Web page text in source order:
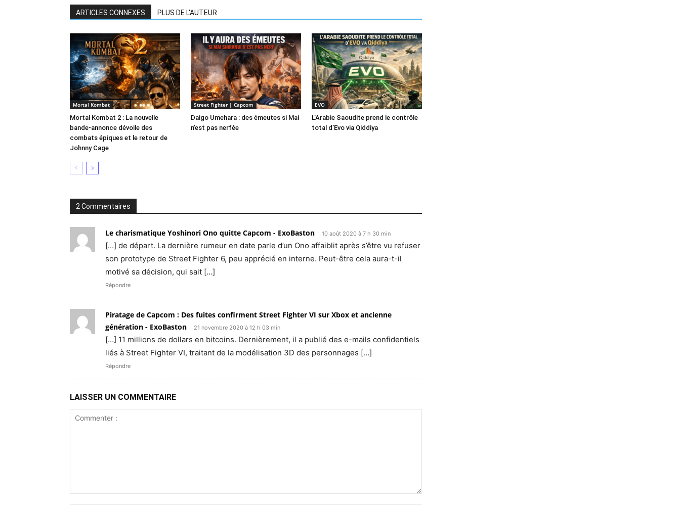
ARTICLES CONNEXES PLUS DE L'AUTEUR
Mortal Kombat
Mortal Kombat 2 : La nouvelle
bande-annonce dévoile des
combats épiques et le retour de
Johnny Cage
Street Fighter | Capcom
Daigo Umehara : des émeutes si Mai
n’est pas nerfée
EVO
L’Arabie Saoudite prend le contrôle
total d’Evo via Qiddiya
2 Commentaires
Le charismatique Yoshinori Ono quitte Capcom - ExoBaston 10 août 2020 à 7 h 30 min
[…] de départ. La dernière rumeur en date parle d’un Ono affaiblit après s’être vu refuser
son prototype de Street Fighter 6, peu apprécié en interne. Peut-être cela aura-t-il
motivé sa décision, qui sait […]
Répondre
Piratage de Capcom : Des fuites confirment Street Fighter VI sur Xbox et ancienne
génération - ExoBaston
21 novembre 2020 à 12 h 03 min
[…] 11 millions de dollars en bitcoins. Dernièrement, il a publié des e-mails confidentiels
liés à Street Fighter VI, traitant de la modélisation 3D des personnages […]
Répondre
LAISSER UN COMMENTAIRE